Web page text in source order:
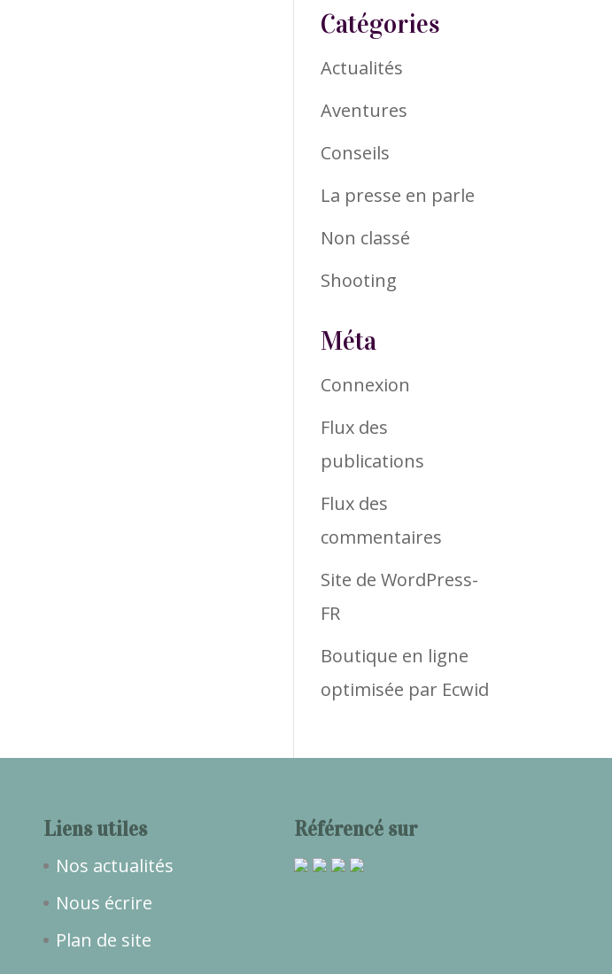
Catégories
Actualités
Aventures
Conseils
La presse en parle
Non classé
Shooting
Méta
Connexion
Flux des
publications
Flux des
commentaires
Site de WordPress-
FR
Boutique en ligne
optimisée par Ecwid
Liens utiles
Nos actualités
Nous écrire
Plan de site
Référencé sur